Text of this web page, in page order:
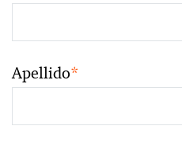
Apellido*